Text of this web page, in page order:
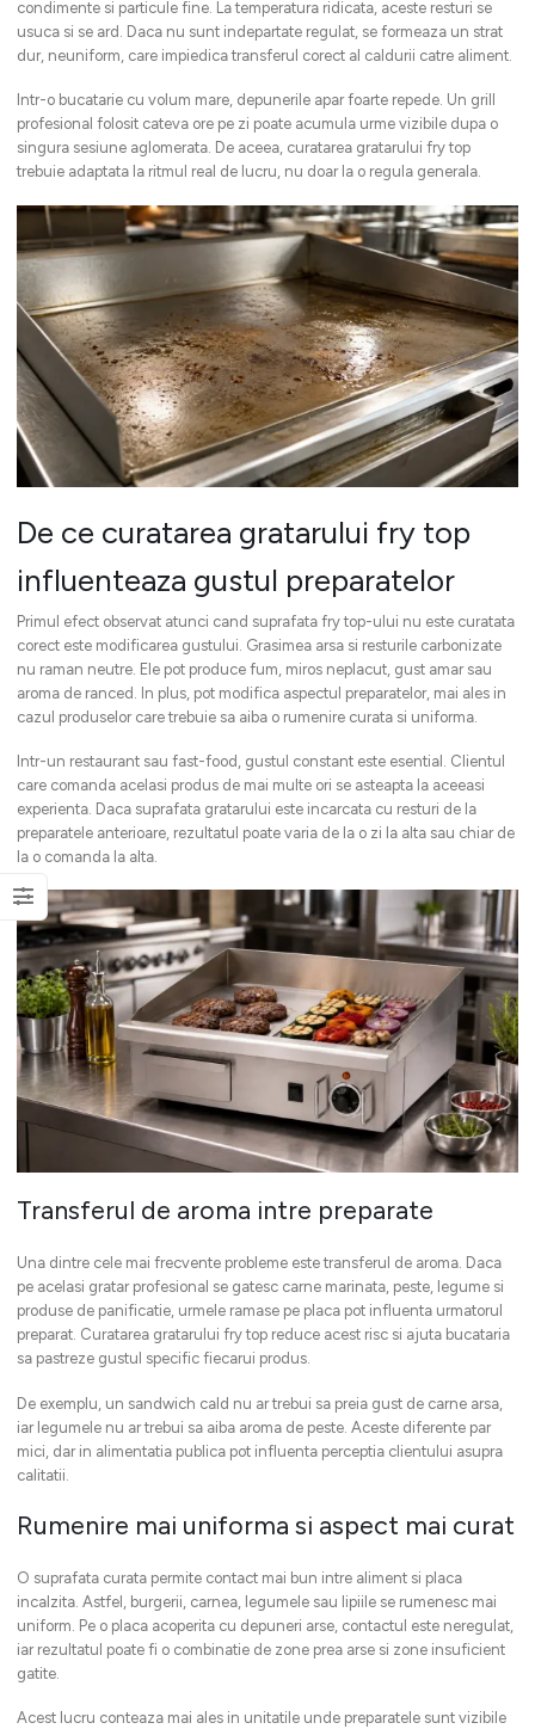
condimente si particule fine. La temperatura ridicata, aceste resturi se
usuca si se ard. Daca nu sunt indepartate regulat, se formeaza un strat
dur, neuniform, care impiedica transferul corect al caldurii catre aliment.
Intr-o bucatarie cu volum mare, depunerile apar foarte repede. Un grill
profesional folosit cateva ore pe zi poate acumula urme vizibile dupa o
singura sesiune aglomerata. De aceea, curatarea gratarului fry top
trebuie adaptata la ritmul real de lucru, nu doar la o regula generala.
De ce curatarea gratarului fry top
influenteaza gustul preparatelor
Primul efect observat atunci cand suprafata fry top-ului nu este curatata
corect este modificarea gustului. Grasimea arsa si resturile carbonizate
nu raman neutre. Ele pot produce fum, miros neplacut, gust amar sau
aroma de ranced. In plus, pot modifica aspectul preparatelor, mai ales in
cazul produselor care trebuie sa aiba o rumenire curata si uniforma.
Intr-un restaurant sau fast-food, gustul constant este esential. Clientul
care comanda acelasi produs de mai multe ori se asteapta la aceeasi
experienta. Daca suprafata gratarului este incarcata cu resturi de la
preparatele anterioare, rezultatul poate varia de la o zi la alta sau chiar de
la o comanda la alta.
Transferul de aroma intre preparate
Una dintre cele mai frecvente probleme este transferul de aroma. Daca
pe acelasi gratar profesional se gatesc carne marinata, peste, legume si
produse de panificatie, urmele ramase pe placa pot influenta urmatorul
preparat. Curatarea gratarului fry top reduce acest risc si ajuta bucataria
sa pastreze gustul specific fiecarui produs.
De exemplu, un sandwich cald nu ar trebui sa preia gust de carne arsa,
iar legumele nu ar trebui sa aiba aroma de peste. Aceste diferente par
mici, dar in alimentatia publica pot influenta perceptia clientului asupra
calitatii.
Rumenire mai uniforma si aspect mai curat
O suprafata curata permite contact mai bun intre aliment si placa
incalzita. Astfel, burgerii, carnea, legumele sau lipiile se rumenesc mai
uniform. Pe o placa acoperita cu depuneri arse, contactul este neregulat,
iar rezultatul poate fi o combinatie de zone prea arse si zone insuficient
gatite.
Acest lucru conteaza mai ales in unitatile unde preparatele sunt vizibile